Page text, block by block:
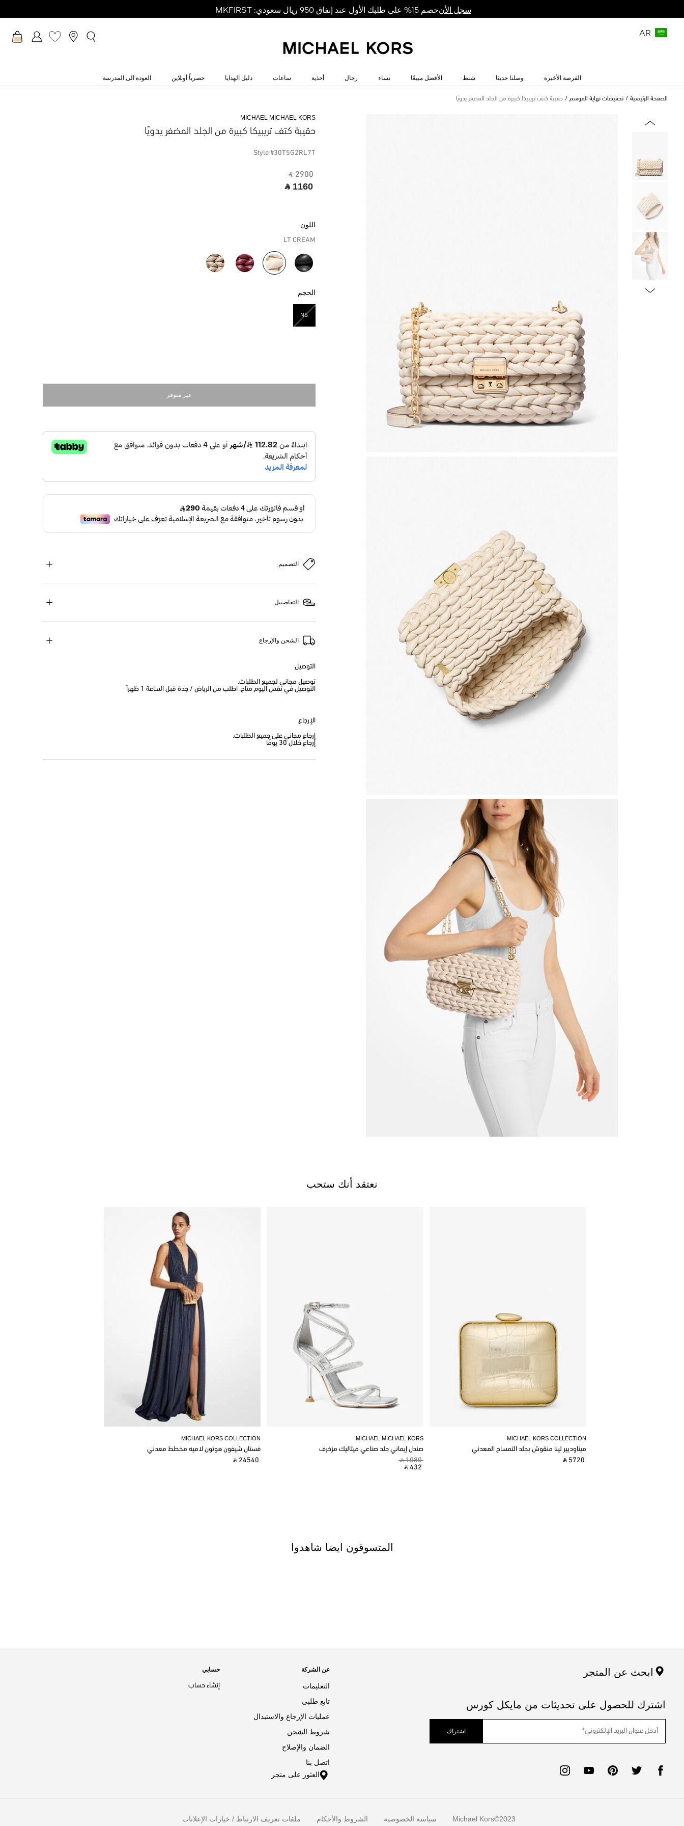
سجل الأنخصم 15% على طلبك الأول عند إنفاق 950 ريال سعودي: MKFIRST
AR
الفرصة الأخيرة وصلنا حديثا شنط الأفضل مبيعًا نساء رجال أحذية ساعات دليل الهدايا حصرياً أونلاين العودة الى المدرسة
الصفحة الرئيسية تحفيضات نهاية الموسم حقيبة كتف تريبيكا كبيرة من الجلد المضفر يدويًا
MICHAEL MICHAEL KORS
حقيبة كتف تريبيكا كبيرة من الجلد المضفر يدويًا
Style #30T5G2RL7T
‎ ⃁ 2900 ‎
‎ ⃁ 1160 ‎
اللون
LT CREAM
مختار
الحجم
NS
مختار
غير متوفر
التصميم
التفاصييل
الشحن والإرجاع
التوصيل
توصيل مجاني لجميع الطلبات.
التوصيل في نفس اليوم متاح. اطلب من الرياض / جدة قبل الساعة 1 ظهراً
الإرجاع
إرجاع مجاني على جميع الطلبات.
إرجاع خلال 30 يومًا
نعتقد أنك ستحب
MICHAEL KORS COLLECTION
فستان شيفون هوتون لاميه مخطط معدني
‎ ⃁ 24540 ‎
MICHAEL MICHAEL KORS
صندل إيماني جلد صناعي ميتاليك مزخرف
‎ ⃁ 1080 ‎
‎ ⃁ 432 ‎
MICHAEL KORS COLLECTION
ميناوديير تينا منقوش بجلد التمساح المعدني
‎ ⃁ 5720 ‎
المتسوقون ايضا شاهدوا
ابحث عن المتجر
اشترك للحصول على تحديثات من مايكل كورس
اشتراك
عن الشركة
التعليمات
تابع طلبي
عمليات الإرجاع والاستبدال
شروط الشحن
الضمان والإصلاح
اتصل بنا
العثور على متجر
حسابي
إنشاء حساب
Michael Kors سياسة الخصوصية الشروط والأحكام ملفات تعريف الارتباط / خيارات الإعلانات